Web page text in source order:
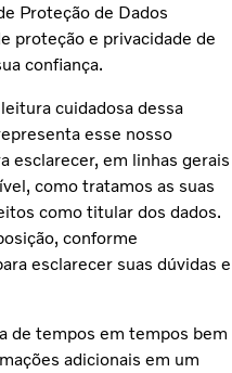
Proteção de Dados
proteção e privacidade de
confiança.
cuidadosa dessa
esse nosso
esclarecer, em linhas gerais
como tratamos as suas
como titular dos dados.
conforme
esclarecer suas dúvidas e
de tempos em tempos bem
adicionais em um